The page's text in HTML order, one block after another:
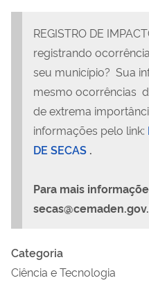
REGISTRO DE
registrando
seu município? Sua
mesmo ocorrências
de extrema
informações pelo link:
DE SECAS .
Para mais
Categoria
Ciência e Tecnologia